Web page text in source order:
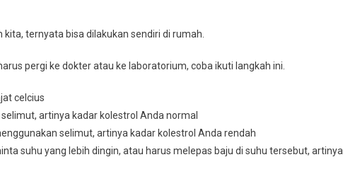
ternyata bisa dilakukan sendiri di rumah.
pergi ke dokter atau ke laboratorium, coba ikuti langkah ini.
celcius
artinya kadar kolestrol Anda normal
selimut, artinya kadar kolestrol Anda rendah
suhu yang lebih dingin, atau harus melepas baju di suhu tersebut, artinya